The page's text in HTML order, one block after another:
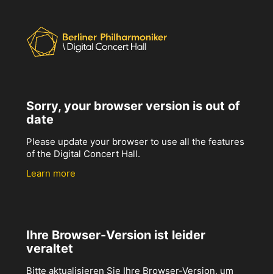
Sorry, your browser version is out of
date
Please update your browser to use all the features
of the Digital Concert Hall.
Learn more
Ihre Browser-Version ist leider
veraltet
Bitte aktualisieren Sie Ihre Browser-Version, um